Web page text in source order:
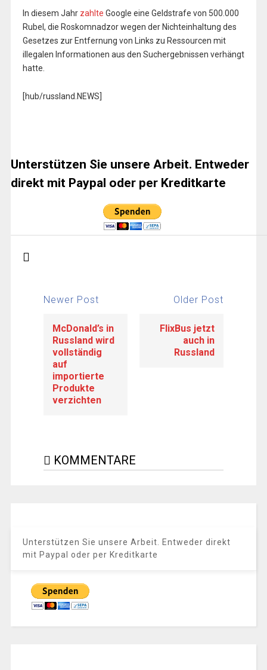
In diesem Jahr zahlte Google eine Geldstrafe von 500.000
Rubel, die Roskomnadzor wegen der Nichteinhaltung des
Gesetzes zur Entfernung von Links zu Ressourcen mit
illegalen Informationen aus den Suchergebnissen verhängt
hatte.
[hub/russland.NEWS]
Unterstützen Sie unsere Arbeit. Entweder
direkt mit Paypal oder per Kreditkarte
Newer Post
McDonald’s in
Russland wird
vollständig
auf
importierte
Produkte
verzichten
Older Post
FlixBus jetzt
auch in
Russland
KOMMENTARE
Unterstützen Sie unsere Arbeit. Entweder direkt
mit Paypal oder per Kreditkarte